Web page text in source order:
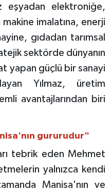
eşyadan elektroniğe,
imalatına, enerji
gıdadan tarımsal
sektörde dünyanın
yapan güçlü bir sanayi
Yılmaz, üretim
avantajlarından biri
gururudur"
tebrik eden Mehmet
yalnızca kendi
Manisa'nın ve